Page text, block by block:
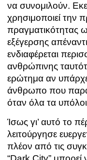
να συνομιλούν.
χρησιμοποιεί την
πραγματικότητας
εξέγερσης
ενδιαφέρεται
ανθρώπινης
ερώτημα αν
άνθρωπο που
όταν όλα τα
Ίσως γι’ αυτό το
λειτούργησε
πλέον από τις